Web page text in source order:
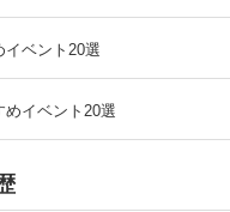
ベント20選
イベント20選